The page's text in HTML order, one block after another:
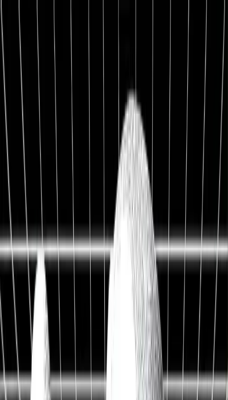
1:1 BETREUUNG
Werde Top 1 % Investor
Persönliche 1:1 Zusammenarbeit — Portfolio-Aufbau,
Strategie & exklusive Co-Investments.
26,8%
Ø Rendite / Jahr
3.129
Millionäre
100K+
Investoren
★★★★★ 4.9/5
Weiterempfehlung
Kostenfreies Erstgespräch
Live Workshop
TERMINAL + API
Kostenlos
Sieh, was andere nicht sehen
Fair Value, KI-Analysen & Screener zu 20.000+ Aktien —